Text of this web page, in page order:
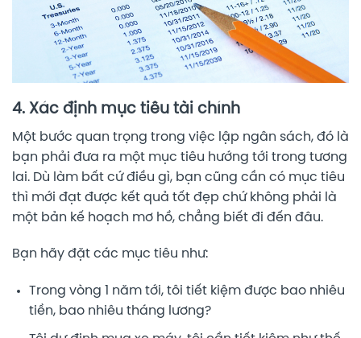
4. Xác định mục tiêu tài chính
Một bước quan trọng trong việc lập ngân sách, đó là
bạn phải đưa ra một mục tiêu hướng tới trong tương
lai. Dù làm bất cứ điều gì, bạn cũng cần có mục tiêu
thì mới đạt được kết quả tốt đẹp chứ không phải là
một bản kế hoạch mơ hồ, chẳng biết đi đến đâu.
Bạn hãy đặt các mục tiêu như:
Trong vòng 1 năm tới, tôi tiết kiệm được bao nhiêu
tiền, bao nhiêu tháng lương?